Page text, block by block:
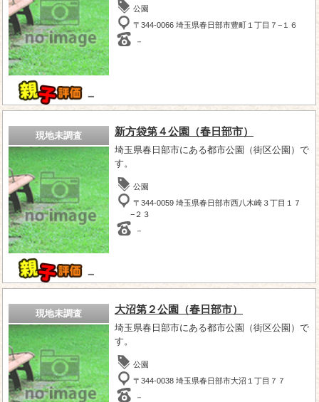
－
公園
〒344-0066 埼玉県春日部市豊町１丁目７−１６
－
現地未調査
－
新方袋第４公園（春日部市）
埼玉県春日部市にある都市公園（街区公園）で
す。
公園
〒344-0059 埼玉県春日部市西八木崎３丁目１７
−２３
－
現地未調査 大沼第２公園（春日部市）
埼玉県春日部市にある都市公園（街区公園）で
す。
公園
〒344-0038 埼玉県春日部市大沼１丁目７７
－